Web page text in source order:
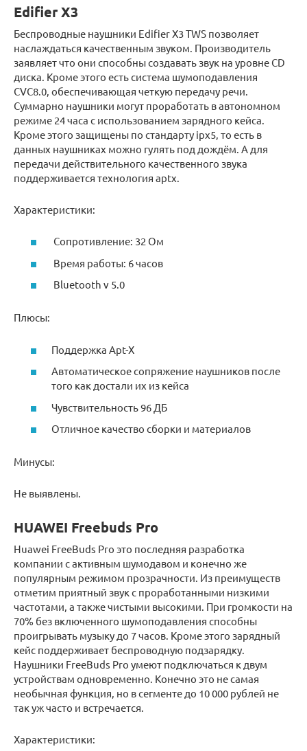
Edifier X3
Беспроводные наушники Edifier X3 TWS позволяет
наслаждаться качественным звуком. Производитель
заявляет что они способны создавать звук на уровне CD
диска. Кроме этого есть система шумоподавления
CVC8.0, обеспечивающая четкую передачу речи.
Суммарно наушники могут проработать в автономном
режиме 24 часа с использованием зарядного кейса.
Кроме этого защищены по стандарту ipx5, то есть в
данных наушниках можно гулять под дождём. А для
передачи действительного качественного звука
поддерживается технология aptx.
Характеристики:
Сопротивление: 32 Ом
Время работы: 6 часов
Bluetooth v 5.0
Плюсы:
Поддержка Apt-X
Автоматическое сопряжение наушников после
того как достали их из кейса
Чувствительность 96 ДБ
Отличное качество сборки и материалов
Минусы:
Не выявлены.
HUAWEI Freebuds Pro
Huawei FreeBuds Pro это последняя разработка
компании с активным шумодавом и конечно же
популярным режимом прозрачности. Из преимуществ
отметим приятный звук с проработанными низкими
частотами, а также чистыми высокими. При громкости на
70% без включенного шумоподавления способны
проигрывать музыку до 7 часов. Кроме этого зарядный
кейс поддерживает беспроводную подзарядку.
Наушники FreeBuds Pro умеют подключаться к двум
устройствам одновременно. Конечно это не самая
необычная функция, но в сегменте до 10 000 рублей не
так уж часто и встречается.
Характеристики: